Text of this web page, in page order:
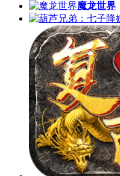
魔龙世界